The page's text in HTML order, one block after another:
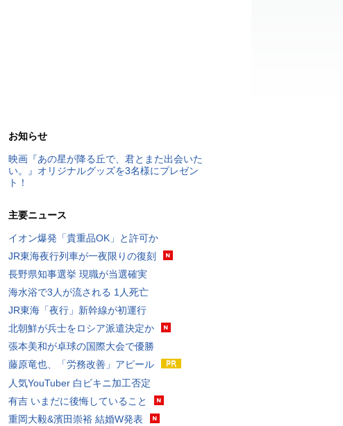
お知らせ
映画『あの星が降る丘で、君とまた出会いた
い。』オリジナルグッズを3名様にプレゼン
ト！
主要ニュース
イオン爆発「貴重品OK」と許可か
JR東海夜行列車が一夜限りの復刻
長野県知事選挙 現職が当選確実
海水浴で3人が流される 1人死亡
JR東海「夜行」新幹線が初運行
北朝鮮が兵士をロシア派遣決定か
張本美和が卓球の国際大会で優勝
藤原竜也、「労務改善」アピール
人気YouTuber 白ビキニ加工否定
有吉 いまだに後悔していること
重岡大毅&濱田崇裕 結婚W発表